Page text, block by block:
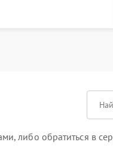
либо обратиться в